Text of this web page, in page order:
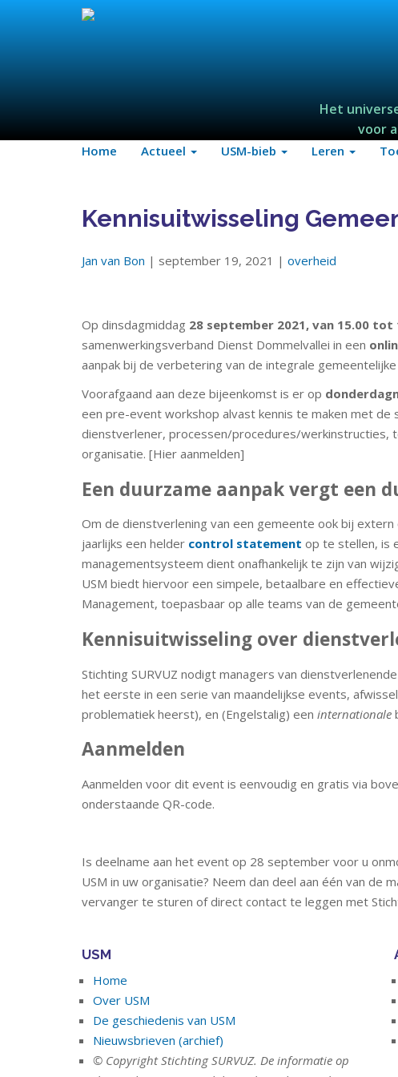
Het
voor
Home Actueel USM-bieb Leren
Kennisuitwisseling
Jan van Bon | september 19, 2021 | overheid
Op dinsdagmiddag 28 september 2021, van 15.00 tot
samenwerkingsverband Dienst Dommelvallei in een
aanpak bij de verbetering van de integrale
Voorafgaand aan deze bijeenkomst is er op
een pre-event workshop alvast kennis te maken met
dienstverlener, processen/procedures/werkinstructies,
organisatie. [Hier aanmelden]
Een duurzame aanpak vergt een
Om de dienstverlening van een gemeente ook bij
jaarlijks een helder control statement op te stellen, is
managementsysteem dient onafhankelijk te zijn van
USM biedt hiervoor een simpele, betaalbare en
Management, toepasbaar op alle teams van de
Kennisuitwisseling over
Stichting SURVUZ nodigt managers van
het eerste in een serie van maandelijkse events,
problematiek heerst), en (Engelstalig) een internationale
Aanmelden
Aanmelden voor dit event is eenvoudig en gratis via
onderstaande QR-code.
Is deelname aan het event op 28 september voor u
USM in uw organisatie? Neem dan deel aan één van de
vervanger te sturen of direct contact te leggen met
USM
Home
Over USM
De geschiedenis van USM
Nieuwsbrieven (archief)
© Copyright Stichting SURVUZ. De informatie op